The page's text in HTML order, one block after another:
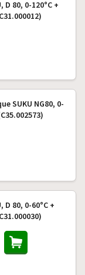
80, 0-120°C +
SUKU NG80, 0-
80, 0-60°C +